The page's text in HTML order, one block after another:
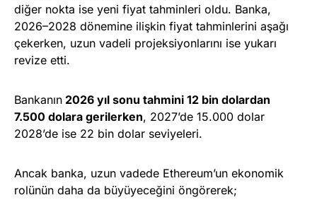
diğer nokta ise yeni fiyat tahminleri oldu. Banka,
2026–2028 dönemine ilişkin fiyat tahminlerini aşağı
çekerken, uzun vadeli projeksiyonlarını ise yukarı
revize etti.
Bankanın 2026 yıl sonu tahmini 12 bin dolardan
7.500 dolara gerilerken, 2027’de 15.000 dolar
2028’de ise 22 bin dolar seviyeleri.
Ancak banka, uzun vadede Ethereum’un ekonomik
rolünün daha da büyüyeceğini öngörerek;